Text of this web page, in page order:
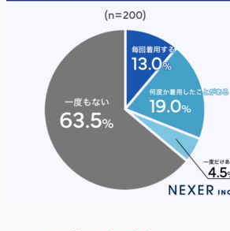
護者は約67%！「やや高いと感じたが納得して
2026年6月15日
応援ユニフォーム、約53％が「会場に一体感が
ームへの愛情が伝わる応援スタイルとは？